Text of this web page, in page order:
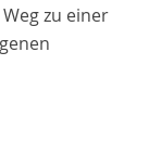
zu einer